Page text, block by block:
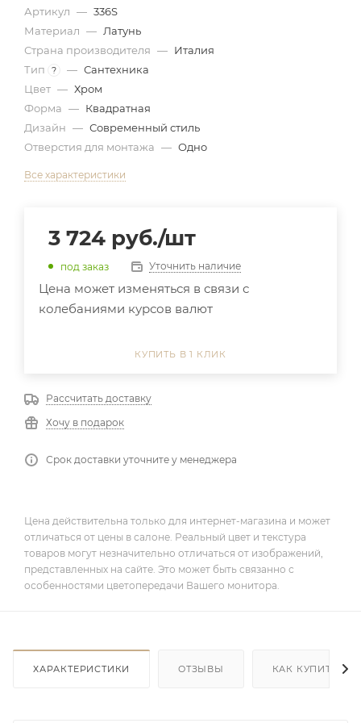
Артикул — 336S
Материал — Латунь
Страна производителя — Италия
Тип
? — Сантехника
Цвет — Хром
Форма — Квадратная
Дизайн — Современный стиль
Отверстия для монтажа — Одно
Все характеристики
3 724 руб./шт
под заказ Уточнить наличие
Цена может изменяться в связи с
колебаниями курсов валют
КУПИТЬ В 1 КЛИК
Рассчитать доставку
Хочу в подарок
Срок доставки уточните у менеджера
Цена действительна только для интернет-магазина и может
отличаться от цены в салоне. Реальный цвет и текстура
товаров могут незначительно отличаться от изображений,
представленных на сайте. Это может быть связанно с
особенностями цветопередачи Вашего монитора.
ХАРАКТЕРИСТИКИ ОТЗЫВЫ КАК КУПИТЬ